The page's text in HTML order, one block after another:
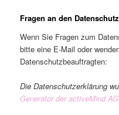
Fragen an den
Wenn Sie Fragen zum
bitte eine E-Mail oder
Datenschutzbeauftragten:
Die Datenschutzerklärung
Generator der activeMind